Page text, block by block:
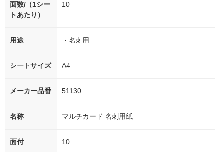
面数/（1シー
トあたり）
10
用途 ・名刺用
シートサイズ A4
メーカー品番 51130
名称 マルチカード 名刺用紙
面付 10